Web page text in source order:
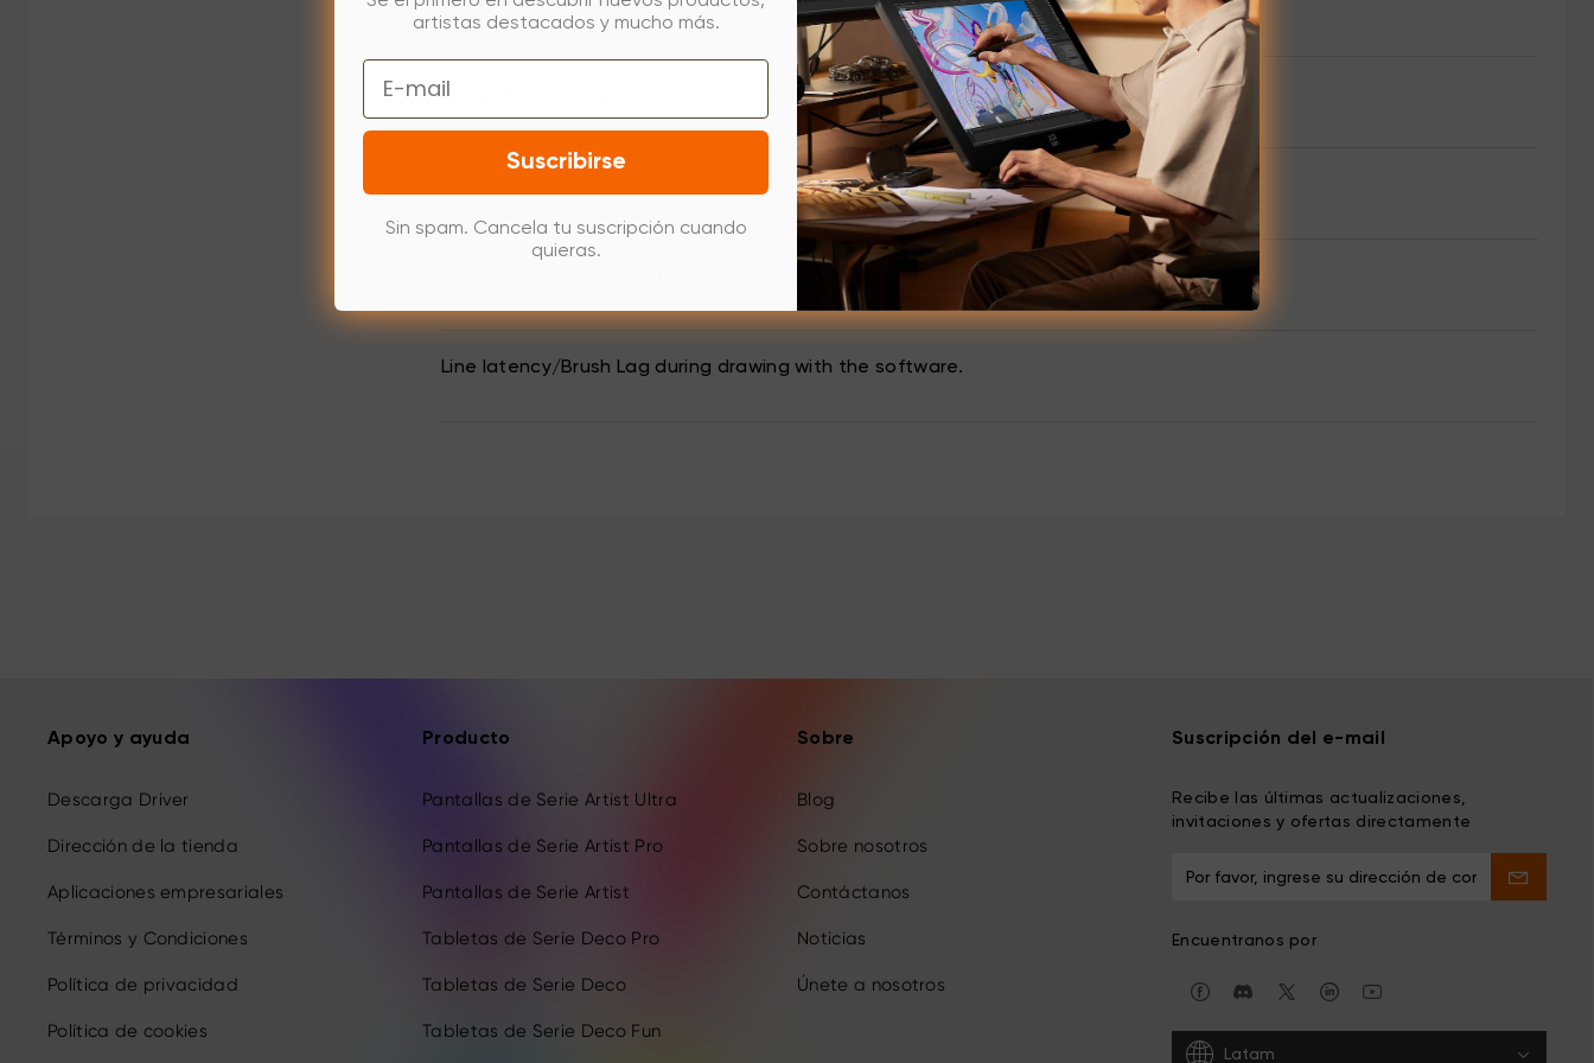
Las aplicaciones de dibujo no aparecen en la tableta
How to install XPPen Driver on macOS Ventura (13.x)
No display or black screen on a drawing display.
Line latency/Brush Lag during drawing with the software.
Apoyo y ayuda
Descarga Driver
Dirección de la tienda
Aplicaciones empresariales
Términos y Condiciones
Política de privacidad
Política de cookies
Producto
Pantallas de Serie Artist Ultra
Pantallas de Serie Artist Pro
Pantallas de Serie Artist
Tabletas de Serie Deco Pro
Tabletas de Serie Deco
Tabletas de Serie Deco Fun
Sobre
Blog
Sobre nosotros
Contáctanos
Noticias
Únete a nosotros
Suscripción del e-mail
Recibe las últimas actualizaciones,
invitaciones y ofertas directamente
Encuentranos por
Latam
artistas destacados y mucho más.
Email
Suscribirse
Sin spam. Cancela tu suscripción cuando
quieras.